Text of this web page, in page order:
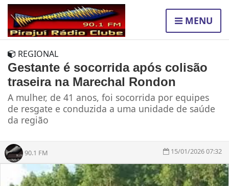
MENU
REGIONAL
Gestante é socorrida após colisão
traseira na Marechal Rondon
A mulher, de 41 anos, foi socorrida por equipes
de resgate e conduzida a uma unidade de saúde
da região
90.1 FM 15/01/2026 07:32